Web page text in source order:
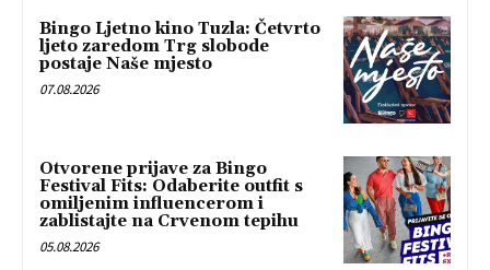
Bingo Ljetno kino Tuzla: Četvrto
ljeto zaredom Trg slobode
postaje Naše mjesto
07.08.2026
Otvorene prijave za Bingo
Festival Fits: Odaberite outfit s
omiljenim influencerom i
zablistajte na Crvenom tepihu
05.08.2026